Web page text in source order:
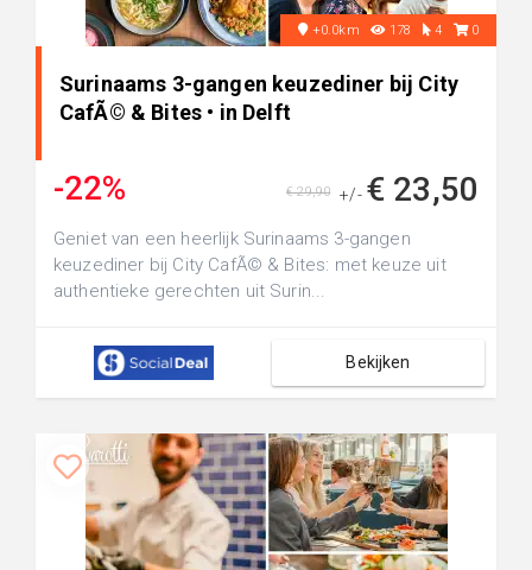
+0.0km 178 4 0
Surinaams 3-gangen keuzediner bij City
CafÃ© & Bites • in Delft
-22% +/- € 23,50
€ 29,90
Geniet van een heerlijk Surinaams 3-gangen
keuzediner bij City CafÃ© & Bites: met keuze uit
authentieke gerechten uit Surin...
Bekijken